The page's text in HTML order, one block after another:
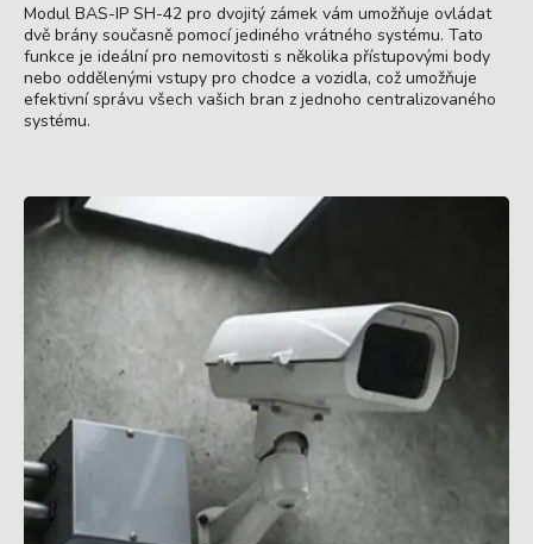
Modul BAS-IP SH-42 pro dvojitý zámek vám umožňuje ovládat
dvě brány současně pomocí jediného vrátného systému. Tato
funkce je ideální pro nemovitosti s několika přístupovými body
nebo oddělenými vstupy pro chodce a vozidla, což umožňuje
efektivní správu všech vašich bran z jednoho centralizovaného
systému.